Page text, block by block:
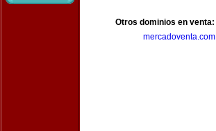
Otros dominios en venta:
mercadoventa.com